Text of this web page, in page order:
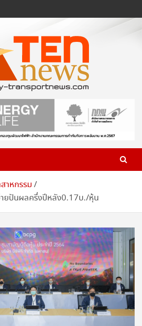
าหกรรม
ยปันผลครึ่งปีหลัง0.17บ./หุ้น